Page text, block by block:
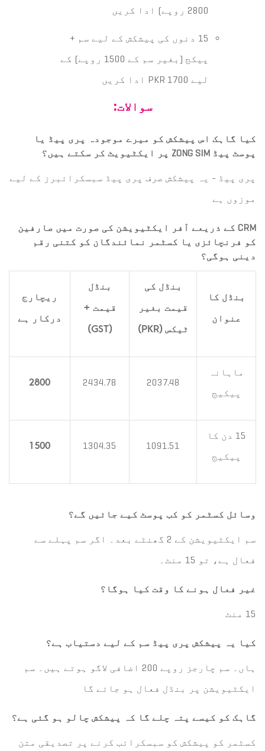
2800 روپے) ادا کریں
15 دنوں کی پیشکش کے لیے سم +
پیکج (بغیر سم کے 1500 روپے) کے
لیے PKR 1700 ادا کریں
سوالات:
کیا گاہک اس پیشکش کو میرے موجودہ پری پیڈ یا
پوسٹ پیڈ ZONG SIM پر ایکٹیویٹ کر سکتے ہیں؟
پری پیڈ - یہ پیشکش صرف پری پیڈ سبسکرائبرز کے لیے
موزوں ہے
CRM کے ذریعے آفر ایکٹیویشن کی صورت میں صارفین
کو فرنچائزی یا کسٹمر نمائندگان کو کتنی رقم
دینی ہوگی؟
بنڈل کا
عنوان
بنڈل کی
قیمت بغیر
ٹیکس (PKR)
بنڈل
قیمت +
(GST)
ریچارج
درکار ہے
ماہانہ
پیکیج
2037.48
2434.78
2800
15 دن کا
پیکیج
1091.51
1304.35
1500
وسائل کسٹمر کو کب پوسٹ کیے جائیں گے؟
سم ایکٹیویشن کے 2 گھنٹے بعد۔ اگر سم پہلے سے
فعال ہے، تو 15 منٹ۔
غیر فعال ہونے کا وقت کیا ہوگا؟
15 منٹ
کیا یہ پیشکش پری پیڈ سم کے لیے دستیاب ہے؟
ہاں۔ سم چارجز روپے 200 اضافی لاگو ہوتے ہیں۔ سم
ایکٹیویشن پر بنڈل فعال ہو جائے گا
گاہک کو کیسے پتہ چلے گا کہ پیشکش چالو ہو گئی ہے؟
کسٹمر کو پیشکش کو سبسکرائب کرنے پر تصدیقی متن